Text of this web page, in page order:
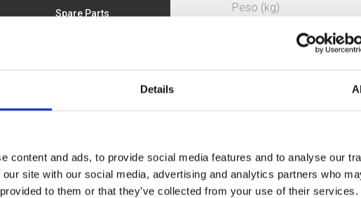
Details
content and ads, to provide social media features and to analyse our
site with our social media, advertising and analytics partners who
to them or that they’ve collected from your use of their services.
Spare Parts Peso (kg)
Diámetro da chaminé
Depressão necessária na
Rendimento